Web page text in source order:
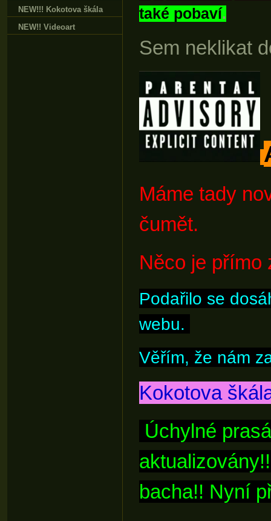
také pobaví.
Sem neklikat
Máme tady
čumět.
Něco je
Podařilo se
webu.
Věřím, že nám
Kokotova
Úchylné
bacha!! Nyní
NEW!!! Kokotova škála
NEW!! Videoart